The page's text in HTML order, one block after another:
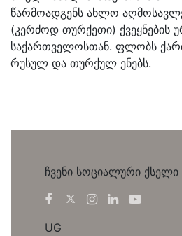
წარმოადგენს ახლო
(კერძოდ თურქეთი) ქვეყნების
საქართველოსთან. ფლობს
რუსულ და თურქულ ენებს.
ჩვენი სოციალური ქსელი
UG